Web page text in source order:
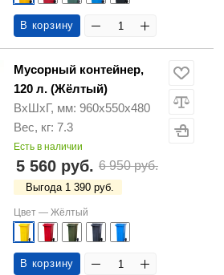
В корзину
Мусорный контейнер,
120 л. (Жёлтый)
ВхШхГ, мм: 960х550х480
Вес, кг: 7.3
Есть в наличии
5 560 руб. 6 950 руб.
Выгода 1 390 руб.
Цвет — Жёлтый
В корзину